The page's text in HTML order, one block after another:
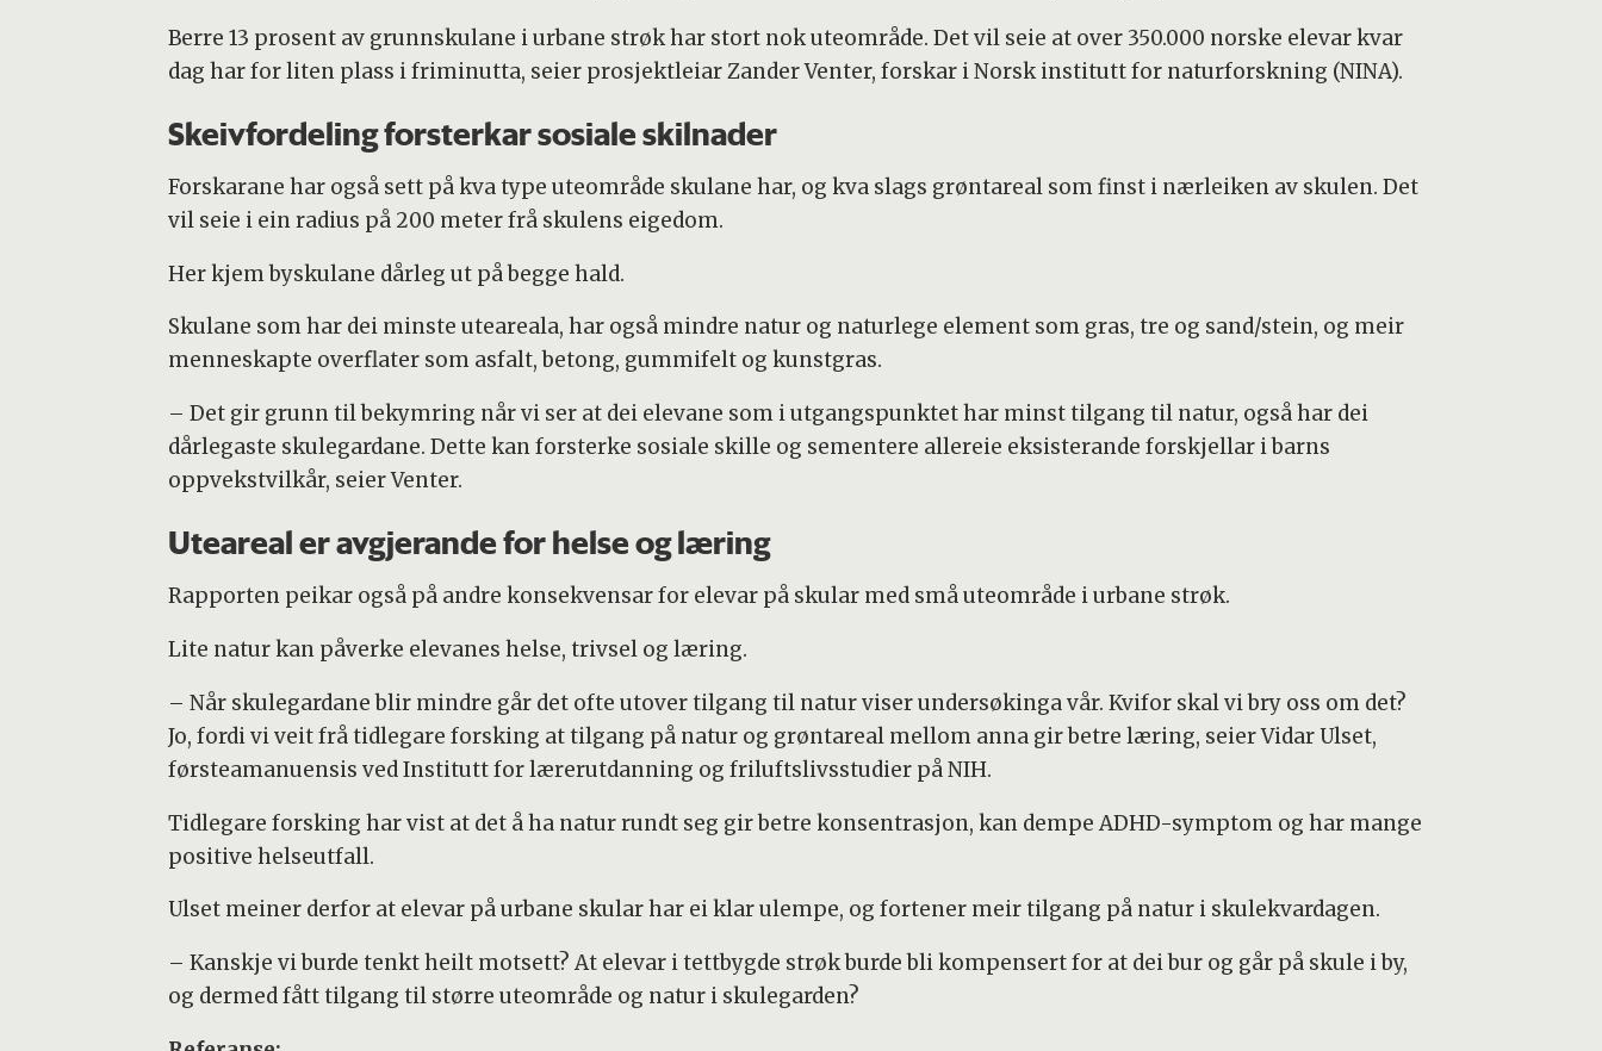
Berre 13 prosent av grunnskulane i urbane strøk har stort nok uteområde. Det vil seie at over 350.000 norske elevar kvar
dag har for liten plass i friminutta, seier prosjektleiar Zander Venter, forskar i Norsk institutt for naturforskning (NINA).
Skeivfordeling forsterkar sosiale skilnader
Forskarane har også sett på kva type uteområde skulane har, og kva slags grøntareal som finst i nærleiken av skulen. Det
vil seie i ein radius på 200 meter frå skulens eigedom.
Her kjem byskulane dårleg ut på begge hald.
Skulane som har dei minste uteareala, har også mindre natur og naturlege element som gras, tre og sand/stein, og meir
menneskapte overflater som asfalt, betong, gummifelt og kunstgras.
– Det gir grunn til bekymring når vi ser at dei elevane som i utgangspunktet har minst tilgang til natur, også har dei
dårlegaste skulegardane. Dette kan forsterke sosiale skille og sementere allereie eksisterande forskjellar i barns
oppvekstvilkår, seier Venter.
Uteareal er avgjerande for helse og læring
Rapporten peikar også på andre konsekvensar for elevar på skular med små uteområde i urbane strøk.
Lite natur kan påverke elevanes helse, trivsel og læring.
– Når skulegardane blir mindre går det ofte utover tilgang til natur viser undersøkinga vår. Kvifor skal vi bry oss om det?
Jo, fordi vi veit frå tidlegare forsking at tilgang på natur og grøntareal mellom anna gir betre læring, seier Vidar Ulset,
førsteamanuensis ved Institutt for lærerutdanning og friluftslivsstudier på NIH.
Tidlegare forsking har vist at det å ha natur rundt seg gir betre konsentrasjon, kan dempe ADHD-symptom og har mange
positive helseutfall.
Ulset meiner derfor at elevar på urbane skular har ei klar ulempe, og fortener meir tilgang på natur i skulekvardagen.
– Kanskje vi burde tenkt heilt motsett? At elevar i tettbygde strøk burde bli kompensert for at dei bur og går på skule i by,
og dermed fått tilgang til større uteområde og natur i skulegarden?